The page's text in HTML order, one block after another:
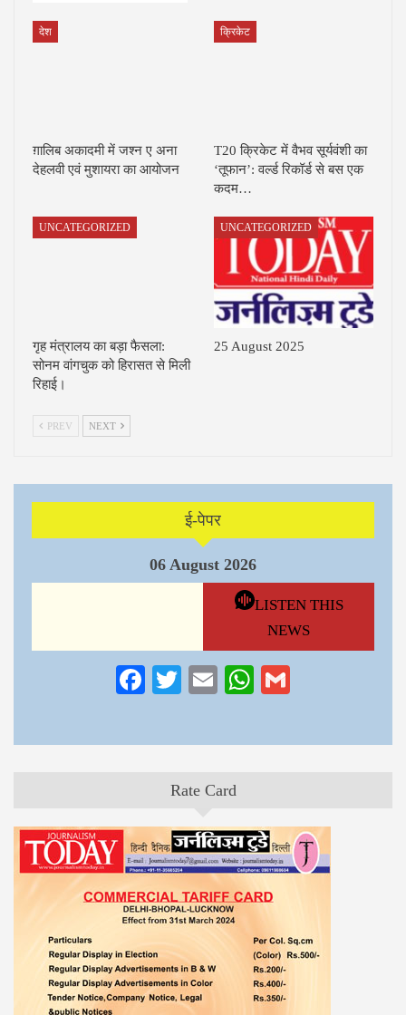
देश
ग़ालिब अकादमी में जश्न ए अना
देहलवी एवं मुशायरा का आयोजन
क्रिकेट
T20 क्रिकेट में वैभव सूर्यवंशी का
‘तूफान’: वर्ल्ड रिकॉर्ड से बस एक
कदम…
UNCATEGORIZED
गृह मंत्रालय का बड़ा फैसला:
सोनम वांगचुक को हिरासत से मिली
रिहाई।
UNCATEGORIZED
25 August 2025
PREV NEXT
ई-पेपर
06 August 2026
LISTEN THIS
NEWS
Facebook
TwitterEmailWhatsApp
Rate Card